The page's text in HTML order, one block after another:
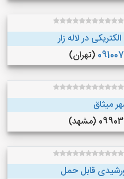
در لاله زار
(تهران)
میثاق
(مشهد)
قابل حمل